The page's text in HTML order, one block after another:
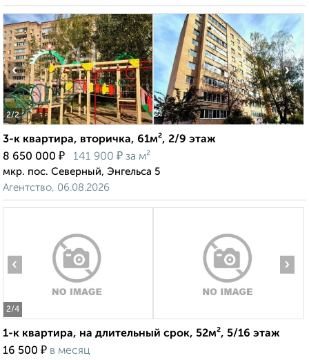
2/2
‹ ›
3-к квартира, вторичка, 61м², 2/9 этаж
8 650 000 ₽ 141 900 ₽ за м²
мкр. пос. Северный, Энгельса 5
Агентство, 06.08.2026
2/4
‹ ›
1-к квартира, на длительный срок, 52м², 5/16 этаж
16 500 ₽ в месяц